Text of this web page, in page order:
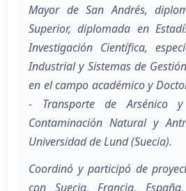
Mayor de San Andrés,
Superior, diplomada en
Investigación Científica,
Industrial y Sistemas de
en el campo académico y
- Transporte de Arsénico y
Contaminación Natural y
Universidad de Lund (Suecia).
Coordinó y participó de
con Suecia, Francia,